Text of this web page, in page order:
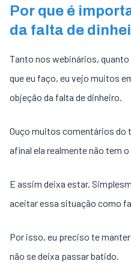
Por que é
da falta de
Tanto nos webinários,
que eu faço, eu vejo muitos
objeção da falta de dinheiro.
Ouço muitos comentários do
afinal ela realmente não tem o
E assim deixa estar.
aceitar essa situação como
Por isso, eu preciso te
não se deixa passar batido.